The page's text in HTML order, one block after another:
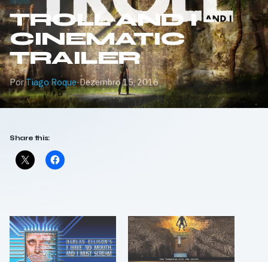
TROLL AND I –
CINEMATIC
TRAILER
PorTiago Roque·Dezembro 15, 2016
Share this: